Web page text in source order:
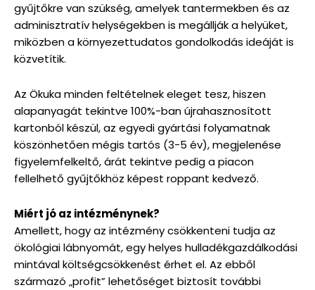
gyűjtőkre van szükség, amelyek tantermekben és az
adminisztratív helységekben is megállják a helyüket,
miközben a környezettudatos gondolkodás ideáját is
közvetítik.
Az Ökuka minden feltételnek eleget tesz, hiszen
alapanyagát tekintve 100%-ban újrahasznosított
kartonból készül, az egyedi gyártási folyamatnak
köszönhetően mégis tartós (3-5 év), megjelenése
figyelemfelkeltő, árát tekintve pedig a piacon
fellelhető gyűjtőkhöz képest roppant kedvező.
Miért jó az intézménynek?
Amellett, hogy az intézmény csökkenteni tudja az
ökológiai lábnyomát, egy helyes hulladékgazdálkodási
mintával költségcsökkenést érhet el. Az ebből
származó „profit” lehetőséget biztosít további